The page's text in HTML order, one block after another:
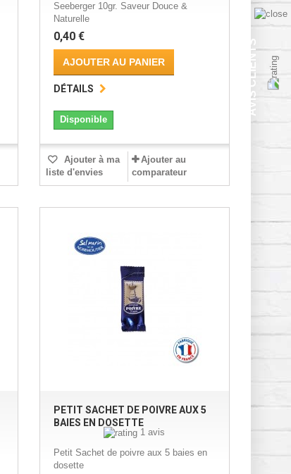
Seeberger 10gr. Saveur Douce &
Naturelle
0,40 €
AJOUTER AU PANIER
DÉTAILS
Disponible
Ajouter à ma
liste d'envies
Ajouter au
comparateur
PETIT SACHET DE POIVRE AUX 5
BAIES EN DOSETTE
1 avis
Petit Sachet de poivre aux 5 baies en
dosette
AVIS CLIENTS